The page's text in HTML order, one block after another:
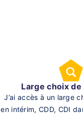
Large choix
J’ai accès à un large
en intérim, CDD, CDI